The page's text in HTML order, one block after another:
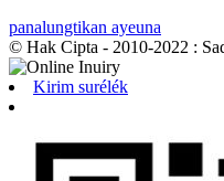
panalungtikan ayeuna
© Hak Cipta - 2010-2022 :
Kirim surélék